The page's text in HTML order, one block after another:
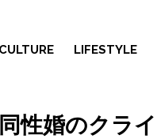
CULTURE LIFESTYLE
性婚のクラ